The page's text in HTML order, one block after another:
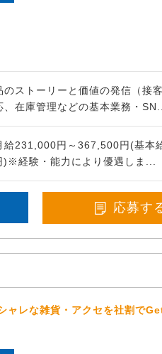
のストーリーと価値の発信（接
在庫管理などの基本業務・SN...
給231,000円～367,500円(基本
経験・能力により優遇しま...
応募す
ャレな雑貨・アクセを社割で